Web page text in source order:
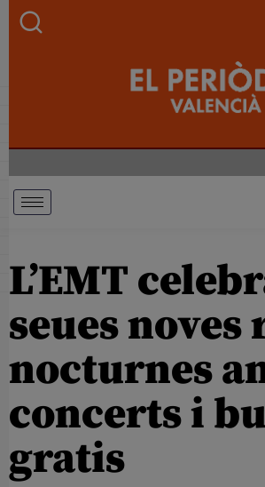
L’EMT
seues noves
nocturnes
concerts i
gratis